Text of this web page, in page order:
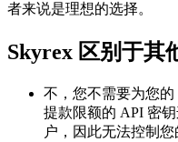
者来说是理想的选择。
Skyrex 区别于其
不，您不需要为您
提款限额的 API 密
户，因此无法控制